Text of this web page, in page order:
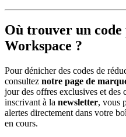
Où trouver un
Workspace ?
Pour dénicher des codes de
consultez notre page de
jour des offres exclusives et des
inscrivant à la newsletter, vous
alertes directement dans votre
en cours.